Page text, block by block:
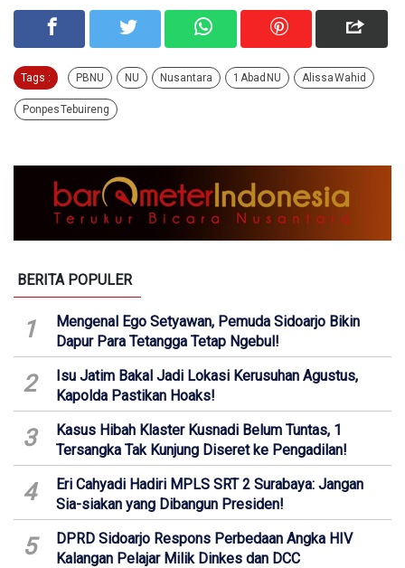
Tags : PBNU NU Nusantara 1 Abad NU Alissa Wahid
Ponpes Tebuireng
BERITA POPULER
1
Mengenal Ego Setyawan, Pemuda Sidoarjo Bikin
Dapur Para Tetangga Tetap Ngebul!
2
Isu Jatim Bakal Jadi Lokasi Kerusuhan Agustus,
Kapolda Pastikan Hoaks!
3
Kasus Hibah Klaster Kusnadi Belum Tuntas, 1
Tersangka Tak Kunjung Diseret ke Pengadilan!
4
Eri Cahyadi Hadiri MPLS SRT 2 Surabaya: Jangan
Sia-siakan yang Dibangun Presiden!
5
DPRD Sidoarjo Respons Perbedaan Angka HIV
Kalangan Pelajar Milik Dinkes dan DCC